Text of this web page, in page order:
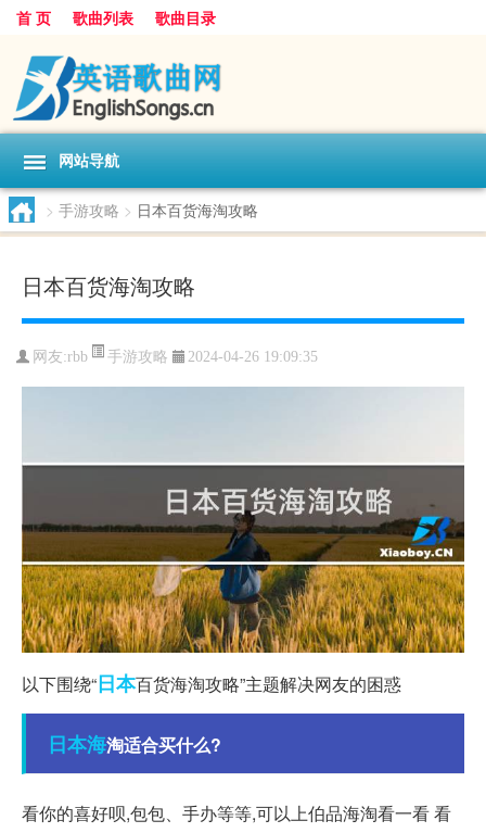
首 页 歌曲列表 歌曲目录
网站导航
> 手游攻略 > 日本百货海淘攻略
日本百货海淘攻略
网友:rbb 手游攻略 2024-04-26 19:09:35
以下围绕“日本百货海淘攻略”主题解决网友的困惑
日本海淘适合买什么?
看你的喜好呗,包包、手办等等,可以上伯品海淘看一看 看